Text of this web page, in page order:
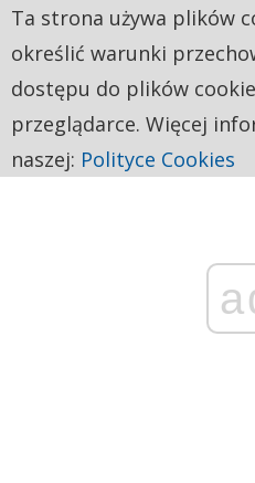
Ta strona używa plików
określić warunki
dostępu do plików
przeglądarce. Więcej
naszej: Polityce Cookies